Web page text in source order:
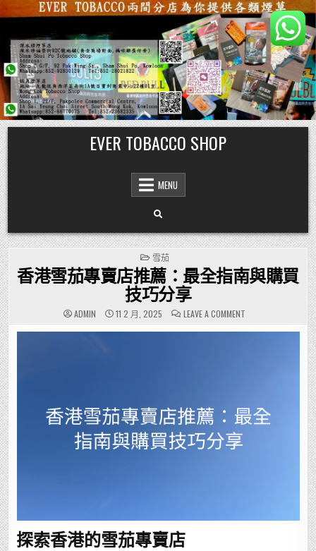
Skip
to
content
EVER TOBACCO SHOP
MENU
POSTED
IN
雪茄
香港雪茄專賣店推薦：最全指南與購買
技巧分享
ADMIN 11 2 月, 2025 LEAVE A COMMENT
香
港
全
指
南
探索香港的雪茄專賣店